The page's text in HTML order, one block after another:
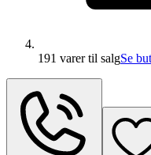
191 varertil salgSe